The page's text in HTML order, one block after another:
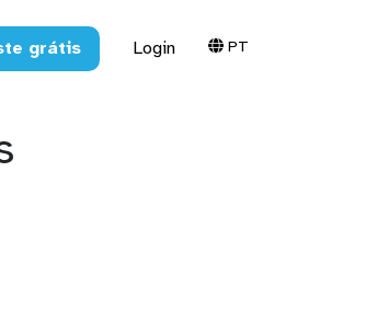
grátis Login PT